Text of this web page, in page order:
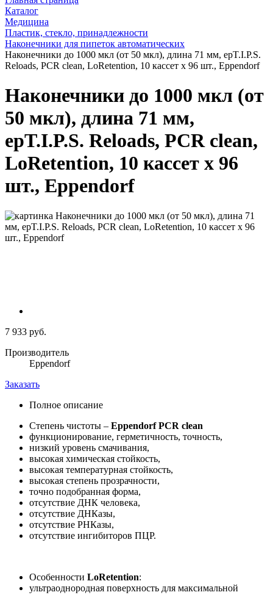
Каталог
Медицина
Пластик, стекло, принадлежности
Наконечники для пипеток автоматических
Наконечники до 1000 мкл (от 50 мкл), длина 71 мм, epT.I.P.S.
Reloads, PCR clean, LoRetention, 10 кассет х 96 шт., Eppendorf
Наконечники до 1000 мкл (от
50 мкл), длина 71 мм,
epT.I.P.S. Reloads, PCR clean,
LoRetention, 10 кассет х 96
шт., Eppendorf
7 933 руб.
Производитель
Eppendorf
Заказать
Полное описание
Степень чистоты – Eppendorf PCR clean
функционирование, герметичность, точность,
низкий уровень смачивания,
высокая химическая стойкость,
высокая температурная стойкость,
высокая степень прозрачности,
точно подобранная форма,
отсутствие ДНК человека,
отсутствие ДНКазы,
отсутствие РНКазы,
отсутствие ингибиторов ПЦР.
Особенности LoRetention:
ультраоднородная поверхность для максимальной